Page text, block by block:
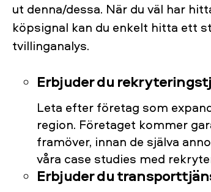
ut denna/dessa. När du väl har
köpsignal kan du enkelt hitta ett
tvillinganalys.
Erbjuder du
Leta efter företag som
region. Företaget kommer
framöver, innan de själva
våra case studies med
Erbjuder du